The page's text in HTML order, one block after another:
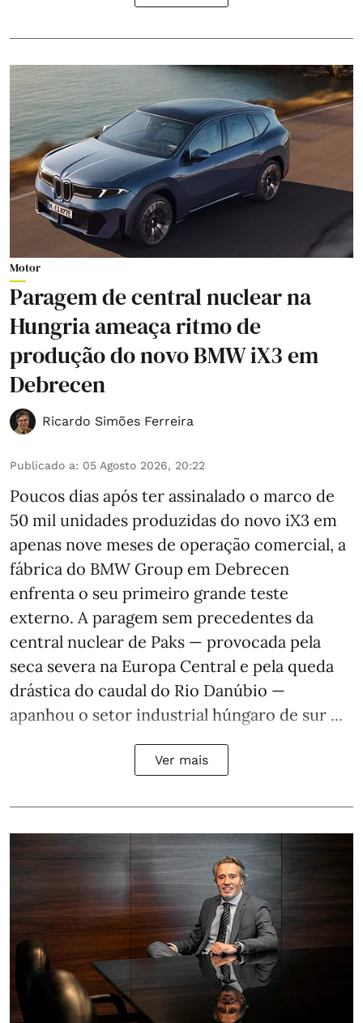
Motor
Paragem de central nuclear na
Hungria ameaça ritmo de
produção do novo BMW iX3 em
Debrecen
Ricardo Simões Ferreira
Publicado a: 05 Agosto 2026, 20:22
Poucos dias após ter assinalado o marco de
50 mil unidades produzidas do novo iX3 em
apenas nove meses de operação comercial, a
fábrica do BMW Group em Debrecen
enfrenta o seu primeiro grande teste
externo. A paragem sem precedentes da
central nuclear de Paks — provocada pela
seca severa na Europa Central e pela queda
drástica do caudal do Rio Danúbio —
apanhou o setor industrial húngaro de sur ...
Ver mais